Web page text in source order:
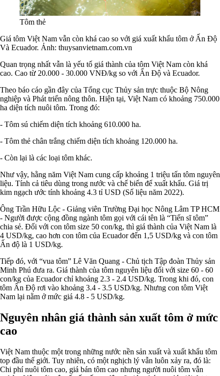
Tôm thẻ
Giá tôm Việt Nam vẫn còn khá cao so với giá xuất khẩu tôm ở Ấn Độ
Và Ecuador. Ảnh: thuysanvietnam.com.vn
Quan trọng nhất vẫn là yếu tố giá thành của tôm Việt Nam còn khá
cao. Cao từ 20.000 - 30.000 VNĐ/kg so với Ấn Độ và Ecuador.
Theo báo cáo gần đây của Tổng cục Thủy sản trực thuộc Bộ Nông
nghiệp và Phát triển nông thôn. Hiện tại, Việt Nam có khoảng 750.000
ha diện tích nuôi tôm. Trong đó:
- Tôm sú chiếm diện tích khoảng 610.000 ha.
- Tôm thẻ chân trắng chiếm diện tích khoảng 120.000 ha.
- Còn lại là các loại tôm khác.
Như vậy, hằng năm Việt Nam cung cấp khoảng 1 triệu tấn tôm nguyên
liệu. Tính cả tiêu dùng trong nước và chế biến để xuất khẩu. Giá trị
kim ngạch ước tính khoảng 4.3 tỉ USD (Số liệu năm 2022).
Ông Trần Hữu Lộc - Giảng viên Trường Đại học Nông Lâm TP HCM
- Người được cộng đồng ngành tôm gọi với cái tên là “Tiến sĩ tôm”
chia sẻ. Đối với con tôm size 50 con/kg, thì giá thành của Việt Nam là
4 USD/kg, cao hơn con tôm của Ecuador đến 1,5 USD/kg và con tôm
Ấn độ là 1 USD/kg.
Tiếp đó, với “vua tôm” Lê Văn Quang - Chủ tịch Tập đoàn Thủy sản
Minh Phú đưa ra. Giá thành của tôm nguyên liệu đối với size 60 - 60
con/kg của Ecuador chỉ khoảng 2.3 - 2.4 USD/kg. Trong khi đó, con
tôm Ấn Độ rơi vào khoảng 3.4 - 3.5 USD/kg. Nhưng con tôm Việt
Nam lại nằm ở mức giá 4.8 - 5 USD/kg.
Nguyên nhân giá thành sản xuất tôm ở mức
cao
Việt Nam thuộc một trong những nước nền sản xuất và xuất khẩu tôm
top đầu thế giới. Tuy nhiên, có một nghịch lý vẫn luôn xảy ra, đó là:
Chi phí nuôi tôm cao, giá bán tôm cao nhưng người nuôi tôm vẫn